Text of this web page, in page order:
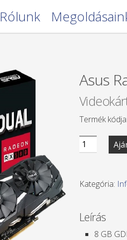
Rólunk
Asus
Termék
Asus
Radeon
580
mennyiség
Kategória:
Leírás
8 GB